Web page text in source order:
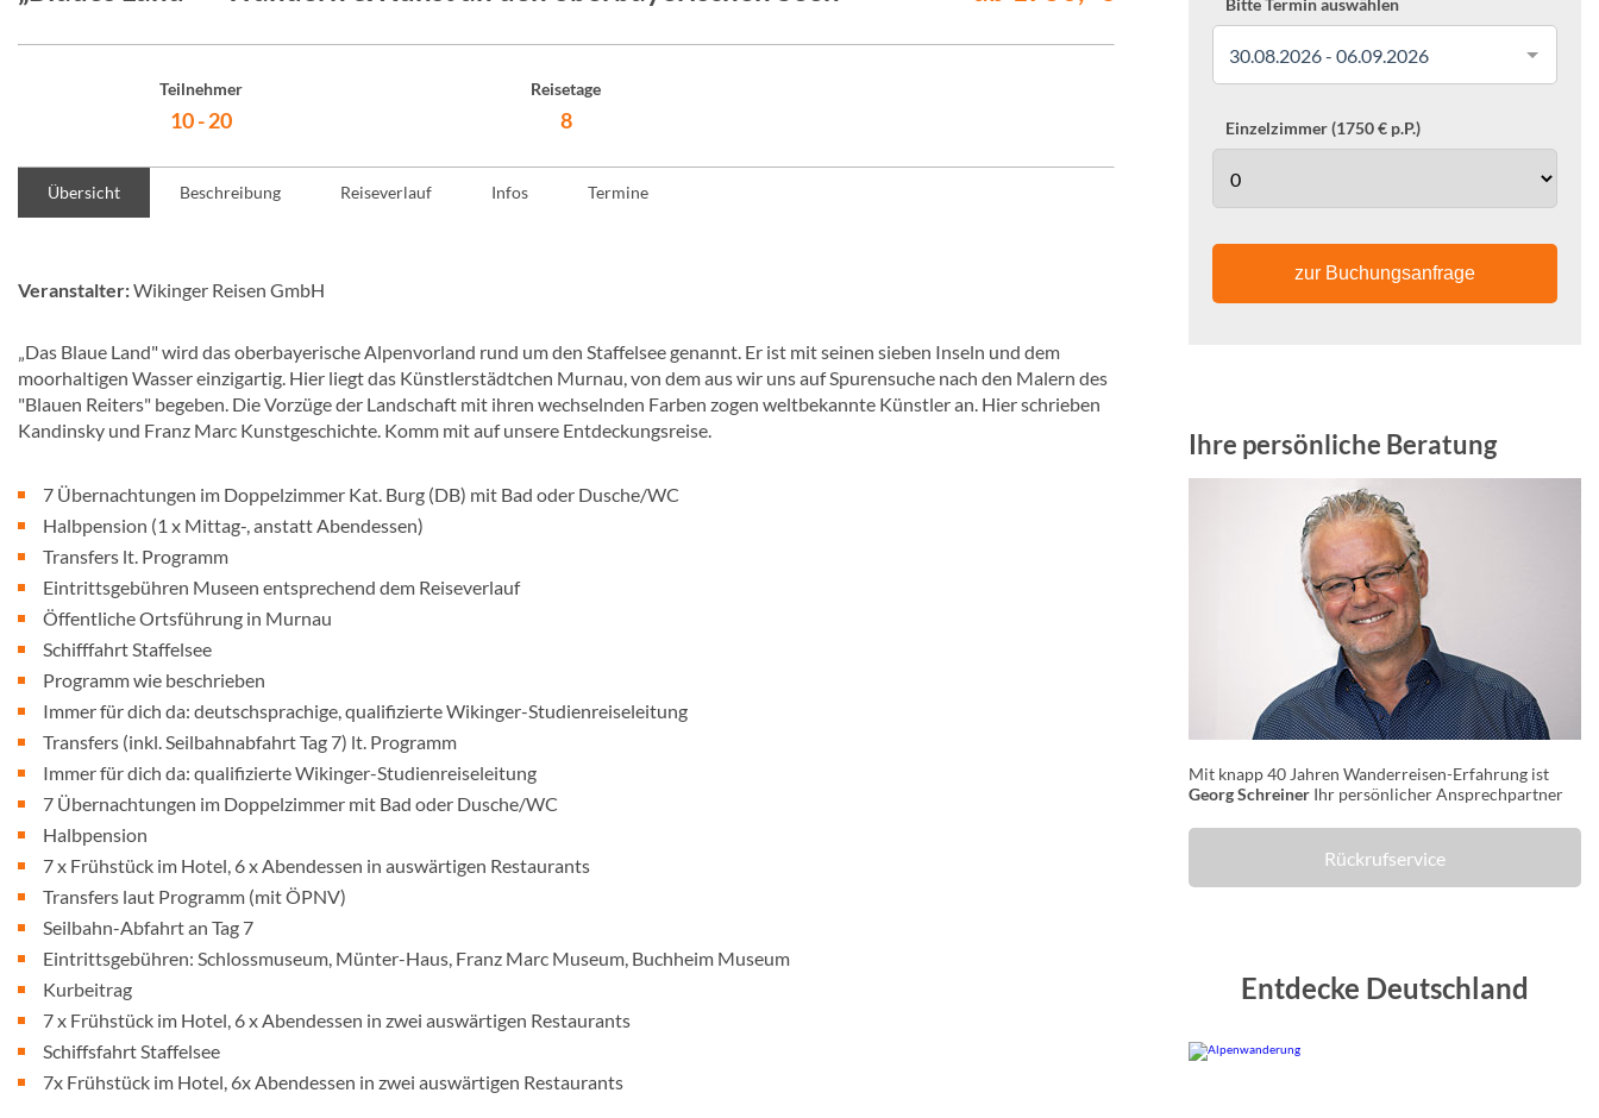
Teilnehmer
10 - 20
Reisetage
8
Übersicht Beschreibung Reiseverlauf Infos Termine
Veranstalter:Wikinger Reisen GmbH
„Das Blaue Land" wird das oberbayerische Alpenvorland rund um den Staffelsee genannt. Er ist mit seinen sieben Inseln und dem
moorhaltigen Wasser einzigartig. Hier liegt das Künstlerstädtchen Murnau, von dem aus wir uns auf Spurensuche nach den Malern des
"Blauen Reiters" begeben. Die Vorzüge der Landschaft mit ihren wechselnden Farben zogen weltbekannte Künstler an. Hier schrieben
Kandinsky und Franz Marc Kunstgeschichte. Komm mit auf unsere Entdeckungsreise.
7 Übernachtungen im Doppelzimmer Kat. Burg (DB) mit Bad oder Dusche/WC
Halbpension (1 x Mittag-, anstatt Abendessen)
Transfers lt. Programm
Eintrittsgebühren Museen entsprechend dem Reiseverlauf
Öffentliche Ortsführung in Murnau
Schifffahrt Staffelsee
Programm wie beschrieben
Immer für dich da: deutschsprachige, qualifizierte Wikinger-Studienreiseleitung
Transfers (inkl. Seilbahnabfahrt Tag 7) lt. Programm
Immer für dich da: qualifizierte Wikinger-Studienreiseleitung
7 Übernachtungen im Doppelzimmer mit Bad oder Dusche/WC
Halbpension
7 x Frühstück im Hotel, 6 x Abendessen in auswärtigen Restaurants
Transfers laut Programm (mit ÖPNV)
Seilbahn-Abfahrt an Tag 7
Eintrittsgebühren: Schlossmuseum, Münter-Haus, Franz Marc Museum, Buchheim Museum
Kurbeitrag
7 x Frühstück im Hotel, 6 x Abendessen in zwei auswärtigen Restaurants
Schiffsfahrt Staffelsee
7x Frühstück im Hotel, 6x Abendessen in zwei auswärtigen Restaurants
Bitte Termin auswählen
30.08.2026 - 06.09.2026
Einzelzimmer (1750 € p.P.)
zur Buchungsanfrage
Ihre persönliche Beratung
Mit knapp 40 Jahren Wanderreisen-Erfahrung ist
Georg Schreiner Ihr persönlicher Ansprechpartner
Rückrufservice
Entdecke Deutschland